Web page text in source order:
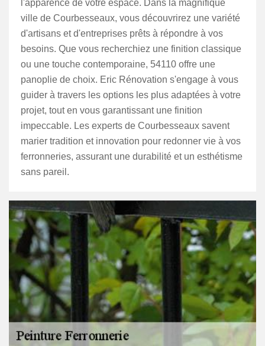
l'apparence de votre espace. Dans la magnifique
ville de Courbesseaux, vous découvrirez une variété
d'artisans et d'entreprises prêts à répondre à vos
besoins. Que vous recherchiez une finition classique
ou une touche contemporaine, 54110 offre une
panoplie de choix. Eric Rénovation s'engage à vous
guider à travers les options les plus adaptées à votre
projet, tout en vous garantissant une finition
impeccable. Les experts de Courbesseaux savent
marier tradition et innovation pour redonner vie à vos
ferronneries, assurant une durabilité et un esthétisme
sans pareil.